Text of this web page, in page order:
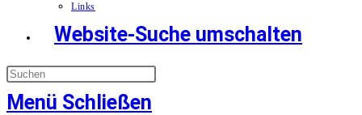
Links
Website-Suche umschalten
Menü Schließen